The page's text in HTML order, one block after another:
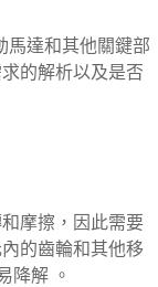
馬達和其他關鍵部
的解析以及是否
摩擦，因此需要
的齒輪和其他移
降解 。